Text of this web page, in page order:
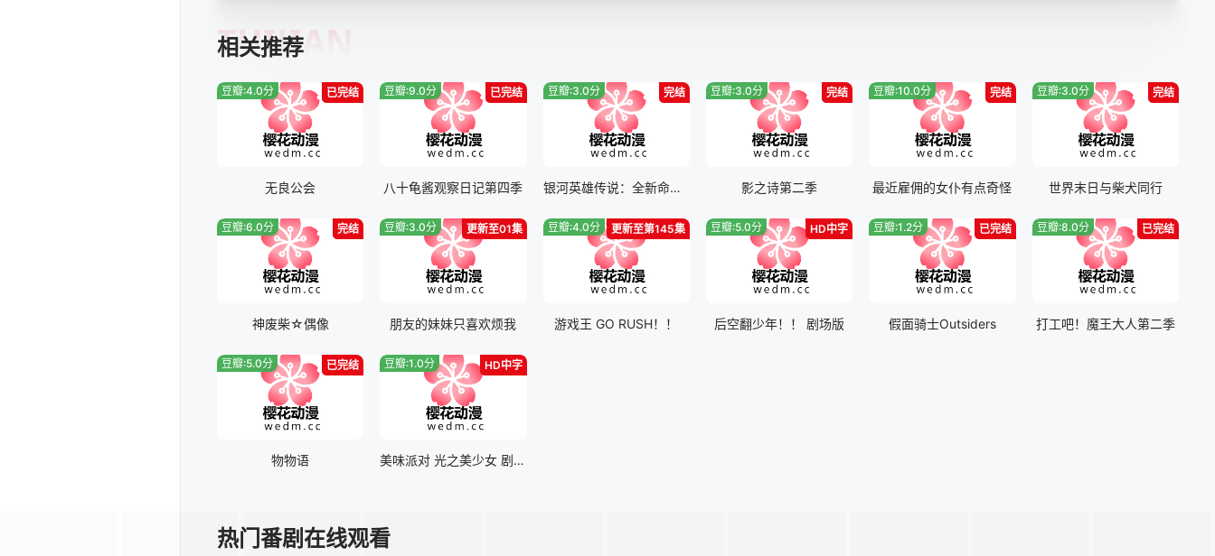
相关推荐
TUIJIAN
已完结
豆瓣:4.0分
无良公会
已完结
豆瓣:9.0分
八十龟酱观察日记第四季
完结
豆瓣:3.0分
银河英雄传说：全新命题 策谋
完结
豆瓣:3.0分
影之诗第二季
完结
豆瓣:10.0分
最近雇佣的女仆有点奇怪
完结
豆瓣:3.0分
世界末日与柴犬同行
完结
豆瓣:6.0分
神废柴☆偶像
更新至01集
豆瓣:3.0分
朋友的妹妹只喜欢烦我
更新至第145集
豆瓣:4.0分
游戏王 GO RUSH！！
HD中字
豆瓣:5.0分
后空翻少年！！ 剧场版
已完结
豆瓣:1.2分
假面骑士Outsiders
已完结
豆瓣:8.0分
打工吧！魔王大人第二季
已完结
豆瓣:5.0分
物物语
HD中字
豆瓣:1.0分
美味派对 光之美少女 剧场版 寻梦的儿童套餐
热门番剧在线观看